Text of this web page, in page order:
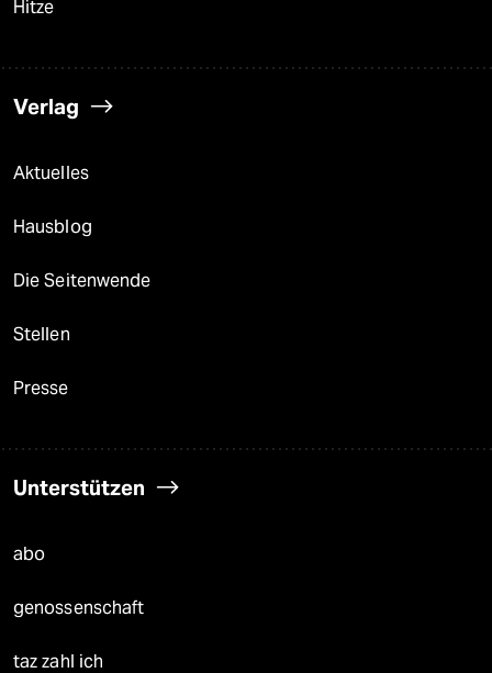
Hitze
Verlag
Aktuelles
Hausblog
Die Seitenwende
Stellen
Presse
Unterstützen
abo
genossenschaft
taz zahl ich